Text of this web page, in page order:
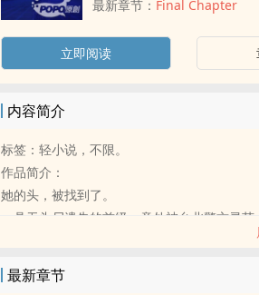
最新章节： Final Chapter
立即阅读
内容简介
标签：轻小说，不限。
作品简介：
她的头，被找到了。
一具无头尸遗失的首级，意外被台北警方寻获。
警方认为就算调查出异象之因，也不会改变
最新章节